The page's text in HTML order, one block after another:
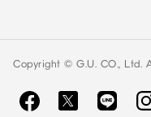
Copyright © G.U. CO., Ltd.